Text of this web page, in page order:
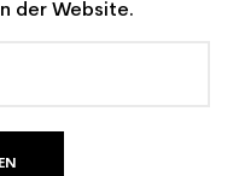
der Website.